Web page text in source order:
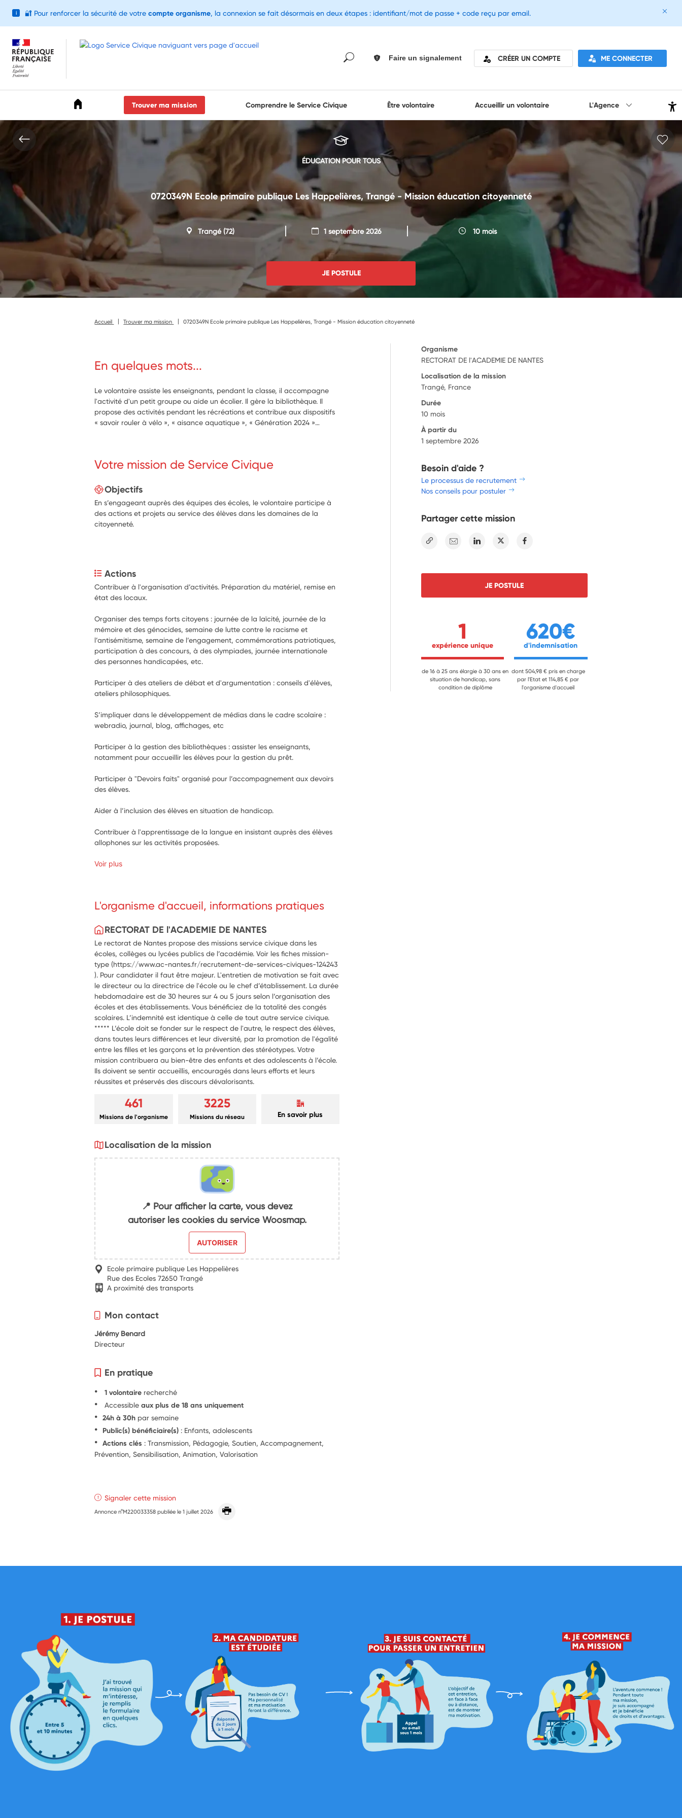
Faire un signalement CRÉER UN COMPTE ME CONNECTER
Trouver ma mission Comprendre le Service Civique Être volontaire Accueillir un volontaire L'Agence
ÉDUCATION POUR TOUS
0720349N Ecole primaire publique Les Happelières, Trangé - Mission éducation citoyenneté
Trangé(72) 1 septembre 2026 10 mois
JE POSTULE
Accueil Trouver ma mission 0720349N Ecole primaire publique Les Happelières, Trangé - Mission éducation citoyenneté
En quelques mots...
Le volontaire assiste les enseignants, pendant la classe, il accompagne
l'activité d'un petit groupe ou aide un écolier. Il gère la bibliothèque. Il
propose des activités pendant les récréations et contribue aux dispositifs
« savoir rouler à vélo », « aisance aquatique », « Génération 2024 »…
Votre mission de Service Civique
Objectifs
En s’engageant auprès des équipes des écoles, le volontaire participe à
des actions et projets au service des élèves dans les domaines de la
citoyenneté.
Actions
Contribuer à l'organisation d’activités. Préparation du matériel, remise en
état des locaux.
Organiser des temps forts citoyens : journée de la laïcité, journée de la
mémoire et des génocides, semaine de lutte contre le racisme et
l’antisémitisme, semaine de l’engagement, commémorations patriotiques,
participation à des concours, à des olympiades, journée internationale
des personnes handicapées, etc.
Participer à des ateliers de débat et d'argumentation : conseils d'élèves,
ateliers philosophiques.
S’impliquer dans le développement de médias dans le cadre scolaire :
webradio, journal, blog, affichages, etc
Participer à la gestion des bibliothèques : assister les enseignants,
notamment pour accueillir les élèves pour la gestion du prêt.
Participer à "Devoirs faits" organisé pour l’accompagnement aux devoirs
des élèves.
Aider à l’inclusion des élèves en situation de handicap.
Contribuer à l'apprentissage de la langue en insistant auprès des élèves
allophones sur les activités proposées.
Voir plus
L'organisme d'accueil, informations pratiques
RECTORAT DE l'ACADEMIE DE NANTES
Le rectorat de Nantes propose des missions service civique dans les
écoles, collèges ou lycées publics de l’académie. Voir les fiches mission-
type (https://www.ac-nantes.fr/recrutement-de-services-civiques-124243
). Pour candidater il faut être majeur. L'entretien de motivation se fait avec
le directeur ou la directrice de l'école ou le chef d’établissement. La durée
hebdomadaire est de 30 heures sur 4 ou 5 jours selon l’organisation des
écoles et des établissements. Vous bénéficiez de la totalité des congés
scolaires. L’indemnité est identique à celle de tout autre service civique.
***** L’école doit se fonder sur le respect de l'autre, le respect des élèves,
dans toutes leurs différences et leur diversité, par la promotion de l'égalité
entre les filles et les garçons et la prévention des stéréotypes. Votre
mission contribuera au bien-être des enfants et des adolescents à l’école.
Ils doivent se sentir accueillis, encouragés dans leurs efforts et leurs
réussites et préservés des discours dévalorisants.
461
Missions de l'organisme
3225
Missions du réseau En savoir plus
Localisation de la mission
📍 Pour afficher la carte, vous devez
autoriser les cookies du service Woosmap.
AUTORISER
Ecole primaire publique Les Happelières
Rue des Ecoles 72650 Trangé
A proximité des transports
Mon contact
Jérémy Benard
Directeur
En pratique
1 volontaire recherché
Accessibleaux plus de 18 ans uniquement
24h à 30h par semaine
Public(s) bénéficiaire(s) : Enfants, adolescents
Actions clés : Transmission, Pédagogie, Soutien, Accompagnement,
Prévention, Sensibilisation, Animation, Valorisation
Signaler cette mission
Annonce n°M220033358 publiée le1 juillet 2026
Organisme
RECTORAT DE l'ACADEMIE DE NANTES
Localisation de la mission
Trangé, France
Durée
10 mois
À partir du
1 septembre 2026
Besoin d'aide ?
Le processus de recrutement
Nos conseils pour postuler
Partager cette mission
E-mail Linkedin Twitter
JE POSTULE
1
expérience unique
de 16 à 25 ans élargie à 30 ans en
situation de handicap, sans
condition de diplôme
620€
d'indemnisation
dont 504,98 € pris en charge
par l'Etat et 114,85 € par
l'organisme d'accueil
i 🔐 Pour renforcer la sécurité de votre compte organisme, la connexion se fait désormais en deux étapes : identifiant/mot de passe + code reçu par email.